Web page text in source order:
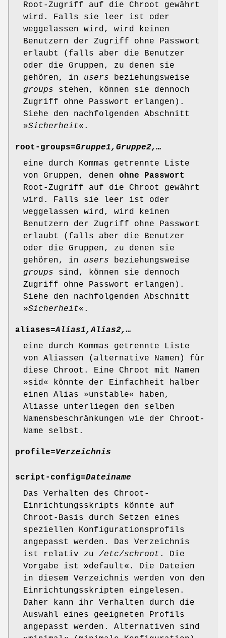
Root-Zugriff auf die Chroot gewährt
wird. Falls sie leer ist oder
weggelassen wird, wird keinen
Benutzern der Zugriff ohne Passwort
erlaubt (falls aber die Benutzer
oder die Gruppen, zu denen sie
gehören, in users beziehungsweise
groups stehen, können sie dennoch
Zugriff ohne Passwort erlangen).
Siehe den nachfolgenden Abschnitt
»Sicherheit«.
root-groups=Gruppe1,Gruppe2,…
eine durch Kommas getrennte Liste
von Gruppen, denen ohne Passwort
Root-Zugriff auf die Chroot gewährt
wird. Falls sie leer ist oder
weggelassen wird, wird keinen
Benutzern der Zugriff ohne Passwort
erlaubt (falls aber die Benutzer
oder die Gruppen, zu denen sie
gehören, in users beziehungsweise
groups sind, können sie dennoch
Zugriff ohne Passwort erlangen).
Siehe den nachfolgenden Abschnitt
»Sicherheit«.
aliases=Alias1,Alias2,…
eine durch Kommas getrennte Liste
von Aliassen (alternative Namen) für
diese Chroot. Eine Chroot mit Namen
»sid« könnte der Einfachheit halber
einen Alias »unstable« haben,
Aliasse unterliegen den selben
Namensbeschränkungen wie der Chroot-
Name selbst.
profile=Verzeichnis
script-config=Dateiname
Das Verhalten des Chroot-
Einrichtungsskripts könnte auf
Chroot-Basis durch Setzen eines
speziellen Konfigurationsprofils
angepasst werden. Das Verzeichnis
ist relativ zu /etc/schroot . Die
Vorgabe ist »default«. Die Dateien
in diesem Verzeichnis werden von den
Einrichtungsskripten eingelesen.
Daher kann ihr Verhalten durch die
Auswahl eines geeigneten Profils
angepasst werden. Alternativen sind